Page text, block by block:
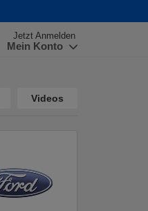
Jetzt Anmelden
Mein Konto
Videos